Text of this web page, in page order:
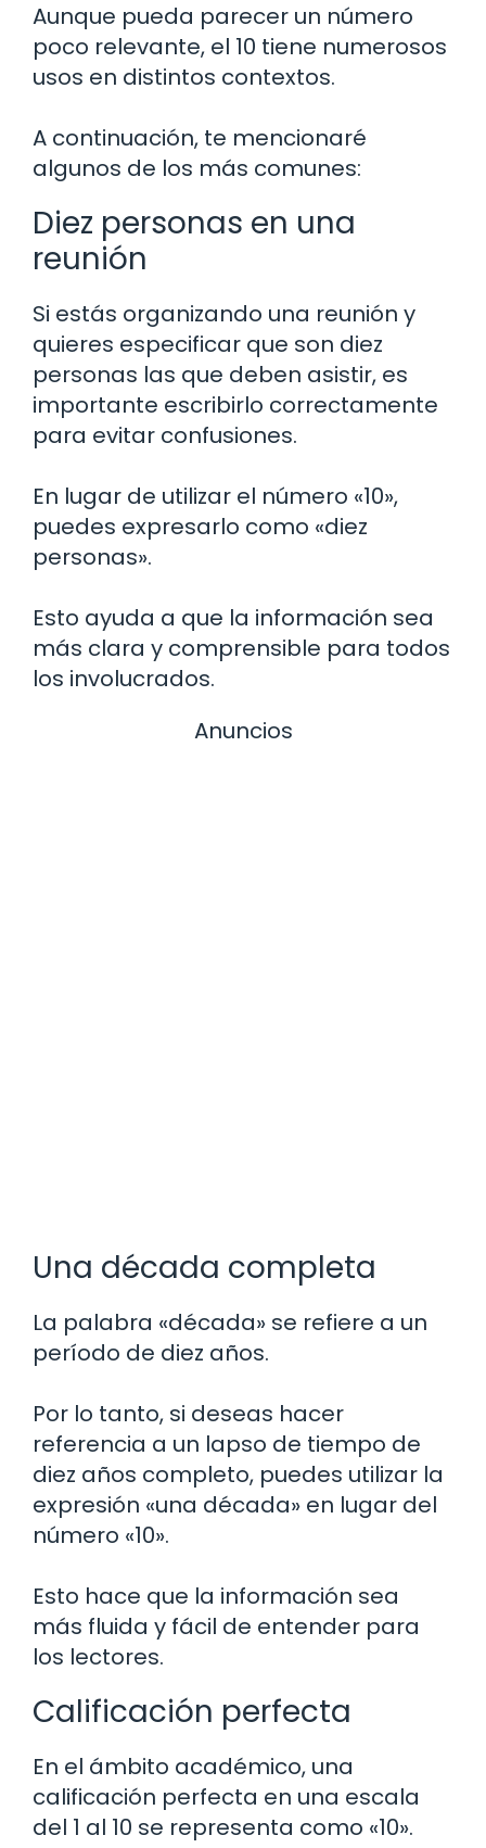
Aunque pueda parecer un número
poco relevante, el 10 tiene numerosos
usos en distintos contextos.
A continuación, te mencionaré
algunos de los más comunes:
Diez personas en una
reunión
Si estás organizando una reunión y
quieres especificar que son diez
personas las que deben asistir, es
importante escribirlo correctamente
para evitar confusiones.
En lugar de utilizar el número «10»,
puedes expresarlo como «diez
personas».
Esto ayuda a que la información sea
más clara y comprensible para todos
los involucrados.
Anuncios
Una década completa
La palabra «década» se refiere a un
período de diez años.
Por lo tanto, si deseas hacer
referencia a un lapso de tiempo de
diez años completo, puedes utilizar la
expresión «una década» en lugar del
número «10».
Esto hace que la información sea
más fluida y fácil de entender para
los lectores.
Calificación perfecta
En el ámbito académico, una
calificación perfecta en una escala
del 1 al 10 se representa como «10».